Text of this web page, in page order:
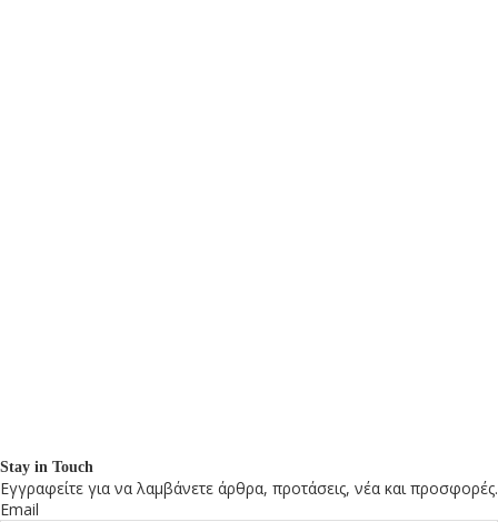
Stay in Touch
Εγγραφείτε για να λαμβάνετε άρθρα, προτάσεις, νέα και προσφορές.
Email